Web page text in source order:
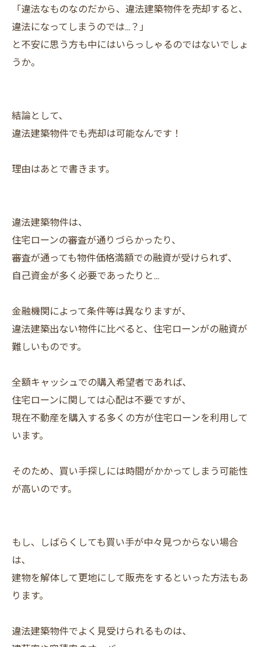
「違法なものなのだから、違法建築物件を売却すると、
違法になってしまうのでは…？」
と不安に思う方も中にはいらっしゃるのではないでしょ
うか。
結論として、
違法建築物件でも売却は可能なんです！
理由はあとで書きます。
違法建築物件は、
住宅ローンの審査が通りづらかったり、
審査が通っても物件価格満額での融資が受けられず、
自己資金が多く必要であったりと…
金融機関によって条件等は異なりますが、
違法建築出ない物件に比べると、住宅ローンがの融資が
難しいものです。
全額キャッシュでの購入希望者であれば、
住宅ローンに関しては心配は不要ですが、
現在不動産を購入する多くの方が住宅ローンを利用して
います。
そのため、買い手探しには時間がかかってしまう可能性
が高いのです。
もし、しばらくしても買い手が中々見つからない場合
は、
建物を解体して更地にして販売をするといった方法もあ
ります。
違法建築物件でよく見受けられるものは、